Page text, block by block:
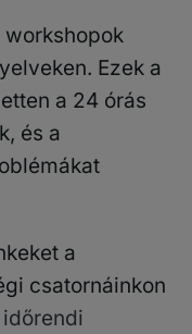
Ezek a
a 24 órás
és a
a
csatornáinkon